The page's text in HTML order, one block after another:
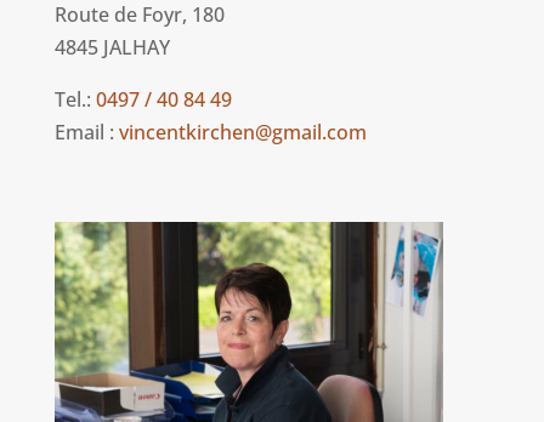
Route de Foyr, 180
4845 JALHAY
Tel.: 0497 / 40 84 49
Email : vincentkirchen@gmail.com